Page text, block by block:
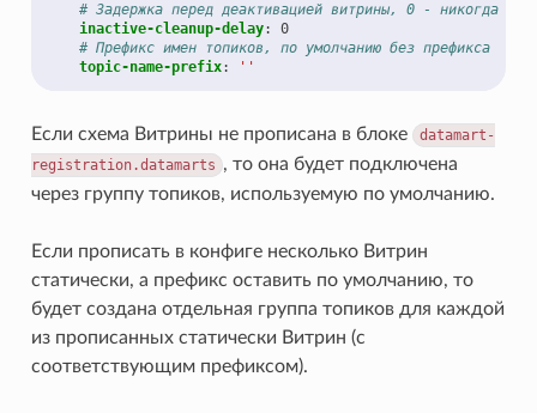
# Задержка перед деактивацией витрины, 0 - никогда не
inactive-cleanup-delay:
0
# Префикс имен топиков, по умолчанию без префикса
topic-name-prefix: ''
Если схема Витрины не прописана в блоке
datamart-
registration.datamarts , то она будет подключена
через группу топиков, используемую по умолчанию.
Если прописать в конфиге несколько Витрин
статически, а префикс оставить по умолчанию, то
будет создана отдельная группа топиков для каждой
из прописанных статически Витрин (с
соответствующим префиксом).